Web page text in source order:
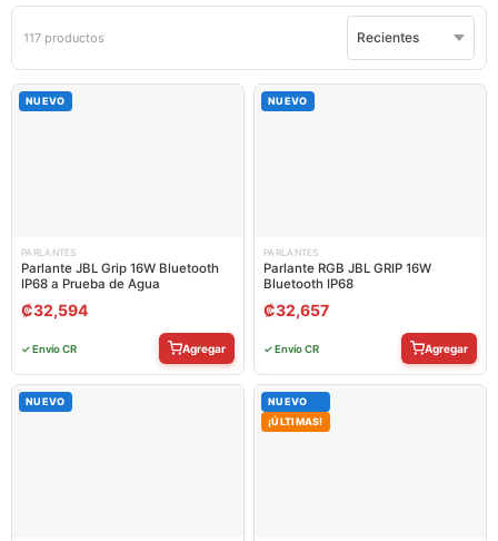
117 productos
NUEVO
PARLANTES
Parlante JBL Grip 16W Bluetooth
IP68 a Prueba de Agua
₡32,594
✓ Envío CR Agregar
NUEVO
PARLANTES
Parlante RGB JBL GRIP 16W
Bluetooth IP68
₡32,657
✓ Envío CR Agregar
NUEVO
NUEVO
¡ÚLTIMAS!